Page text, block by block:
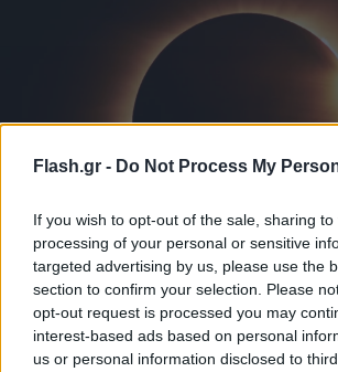
Flash.gr - Do Not Process My
If you wish to opt-out of the sale, sharing
processing of your personal or sensitive
targeted advertising by us, please use the
section to confirm your selection. Please
opt-out request is processed you may
interest-based ads based on personal
us or personal information disclosed to